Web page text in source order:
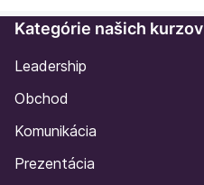
Kategórie našich kurzov
Leadership
Obchod
Komunikácia
Prezentácia